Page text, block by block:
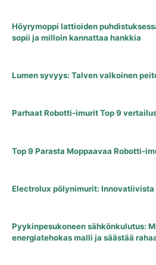
Höyrymoppi lattioiden
sopii ja milloin kannattaa hankkia
Lumen syvyys: Talven valkoinen
Parhaat Robotti-imurit Top 9
Top 9 Parasta Moppaavaa Robotti-
Electrolux pölynimurit:
Pyykinpesukoneen sähkönkulutus:
energiatehokas malli ja säästää